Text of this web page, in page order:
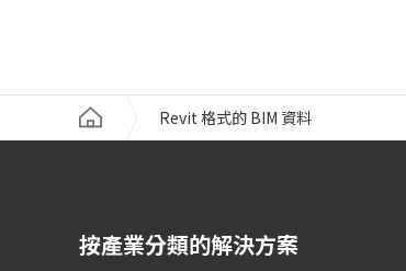
Revit 格式的 BIM 資料
按產業分類的解決方案